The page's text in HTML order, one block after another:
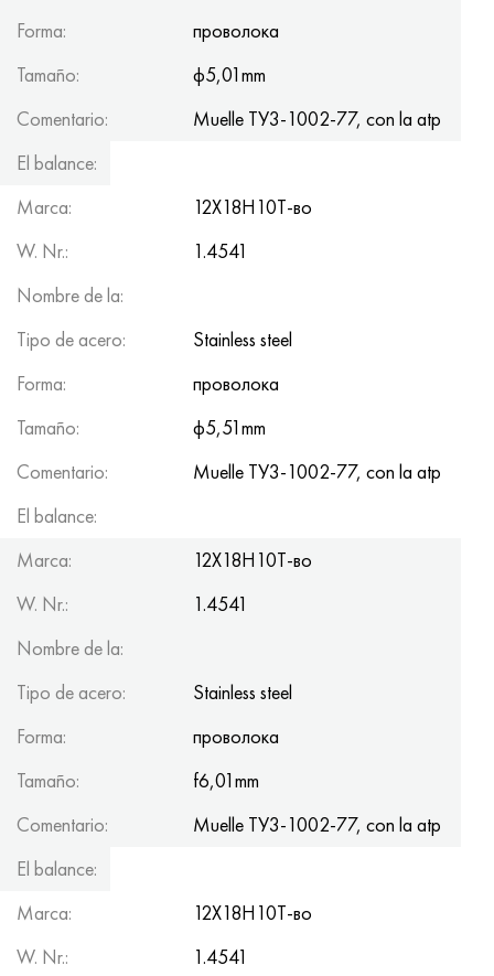
Forma:
проволока
Tamaño:
ф5,01mm
Comentario:
Muelle ТУ3-1002-77, con la atp
El balance:
Marca:
12Х18Н10Т-во
W. Nr.:
1.4541
Nombre de la:
Tipo de acero:
Stainless steel
Forma:
проволока
Tamaño:
ф5,51mm
Comentario:
Muelle ТУ3-1002-77, con la atp
El balance:
Marca:
12Х18Н10Т-во
W. Nr.:
1.4541
Nombre de la:
Tipo de acero:
Stainless steel
Forma:
проволока
Tamaño:
f6,01mm
Comentario:
Muelle ТУ3-1002-77, con la atp
El balance:
Marca:
12Х18Н10Т-во
W. Nr.:
1.4541